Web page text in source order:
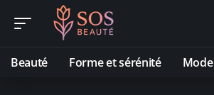
Beauté Forme et sérénité Mode